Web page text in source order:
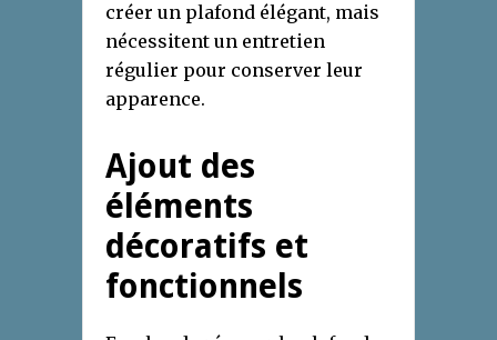
créer un plafond élégant, mais
nécessitent un entretien
régulier pour conserver leur
apparence.
Ajout des
éléments
décoratifs et
fonctionnels